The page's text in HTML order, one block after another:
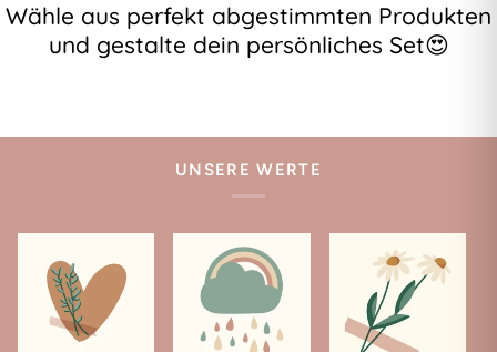
Wähle aus perfekt abgestimmten Produkten
und gestalte dein persönliches Set😍
UNSERE WERTE